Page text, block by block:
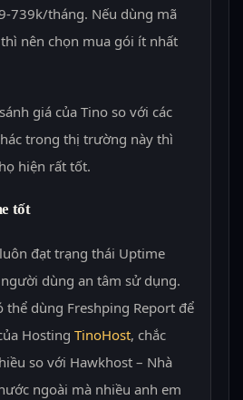
739k/tháng. Nếu dùng mã
nên chọn mua gói ít nhất
giá của Tino so với các
trong thị trường này thì
hiện rất tốt.
tốt
đạt trạng thái Uptime
dùng an tâm sử dụng.
thể dùng Freshping Report để
Hosting TinoHost, chắc
so với Hawkhost – Nhà
ngoài mà nhiều anh em